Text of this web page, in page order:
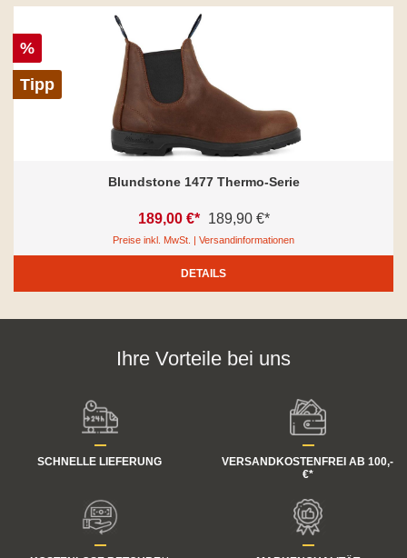
%
Tipp
Blundstone 1477 Thermo-Serie
189,00 €* 189,90 €*
Preise inkl. MwSt. | Versandinformationen
DETAILS
Ihre Vorteile bei uns
SCHNELLE LIEFERUNG
VERSANDKOSTENFREI AB 100,-
€*